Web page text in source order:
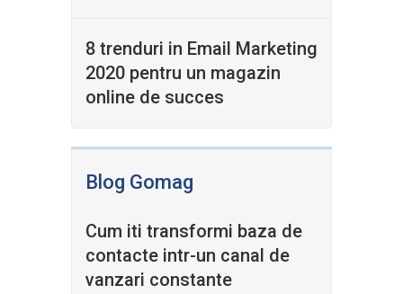
8 trenduri in Email Marketing
2020 pentru un magazin
online de succes
Blog Gomag
Cum iti transformi baza de
contacte intr-un canal de
vanzari constante